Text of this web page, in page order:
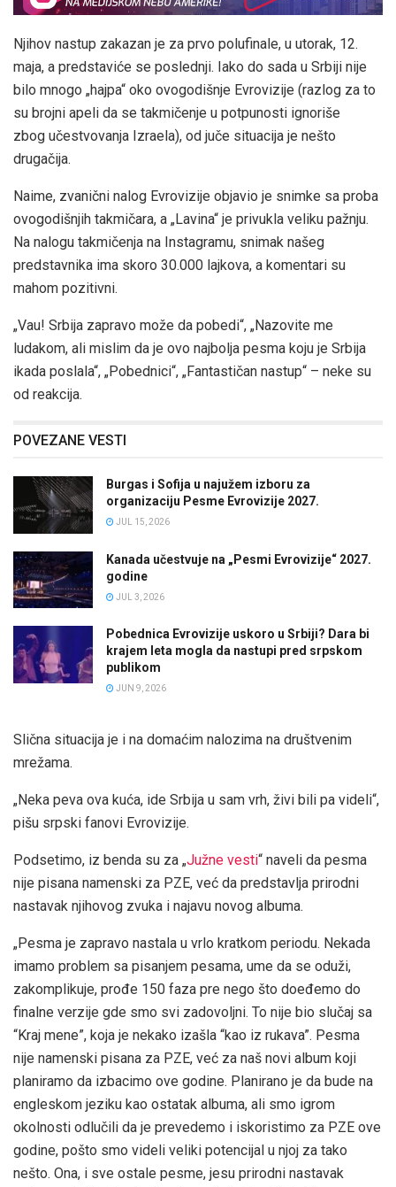
Njihov nastup zakazan je za prvo polufinale, u utorak, 12.
maja, a predstaviće se poslednji. Iako do sada u Srbiji nije
bilo mnogo „hajpa“ oko ovogodišnje Evrovizije (razlog za to
su brojni apeli da se takmičenje u potpunosti ignoriše
zbog učestvovanja Izraela), od juče situacija je nešto
drugačija.
Naime, zvanični nalog Evrovizije objavio je snimke sa proba
ovogodišnjih takmičara, a „Lavina“ je privukla veliku pažnju.
Na nalogu takmičenja na Instagramu, snimak našeg
predstavnika ima skoro 30.000 lajkova, a komentari su
mahom pozitivni.
„Vau! Srbija zapravo može da pobedi“, „Nazovite me
ludakom, ali mislim da je ovo najbolja pesma koju je Srbija
ikada poslala“, „Pobednici“, „Fantastičan nastup“ – neke su
od reakcija.
POVEZANE VESTI
Burgas i Sofija u najužem izboru za
organizaciju Pesme Evrovizije 2027.
JUL 15, 2026
Kanada učestvuje na „Pesmi Evrovizije“ 2027.
godine
JUL 3, 2026
Pobednica Evrovizije uskoro u Srbiji? Dara bi
krajem leta mogla da nastupi pred srpskom
publikom
JUN 9, 2026
Slična situacija je i na domaćim nalozima na društvenim
mrežama.
„Neka peva ova kuća, ide Srbija u sam vrh, živi bili pa videli“,
pišu srpski fanovi Evrovizije.
Podsetimo, iz benda su za „Južne vesti“ naveli da pesma
nije pisana namenski za PZE, već da predstavlja prirodni
nastavak njihovog zvuka i najavu novog albuma.
„Pesma je zapravo nastala u vrlo kratkom periodu. Nekada
imamo problem sa pisanjem pesama, ume da se oduži,
zakomplikuje, prođe 150 faza pre nego što doeđemo do
finalne verzije gde smo svi zadovoljni. To nije bio slučaj sa
“Kraj mene”, koja je nekako izašla “kao iz rukava”. Pesma
nije namenski pisana za PZE, već za naš novi album koji
planiramo da izbacimo ove godine. Planirano je da bude na
engleskom jeziku kao ostatak albuma, ali smo igrom
okolnosti odlučili da je prevedemo i iskoristimo za PZE ove
godine, pošto smo videli veliki potencijal u njoj za tako
nešto. Ona, i sve ostale pesme, jesu prirodni nastavak